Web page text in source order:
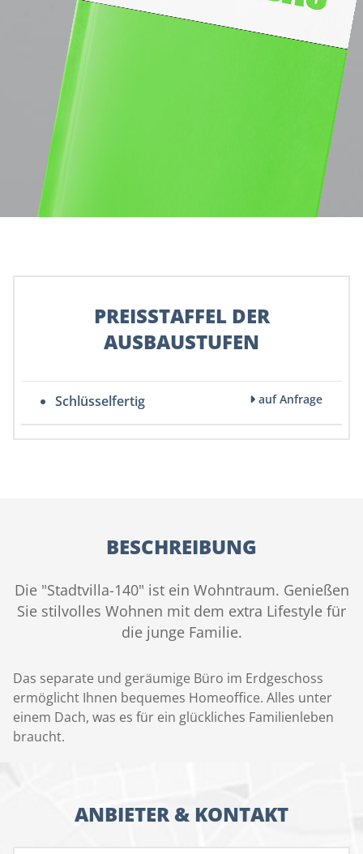
PREISSTAFFEL DER
AUSBAUSTUFEN
Schlüsselfertig auf Anfrage
BESCHREIBUNG
Die "Stadtvilla-140" ist ein Wohntraum. Genießen
Sie stilvolles Wohnen mit dem extra Lifestyle für
die junge Familie.
Das separate und geräumige Büro im Erdgeschoss
ermöglicht Ihnen bequemes Homeoffice. Alles unter
einem Dach, was es für ein glückliches Familienleben
braucht.
ANBIETER & KONTAKT